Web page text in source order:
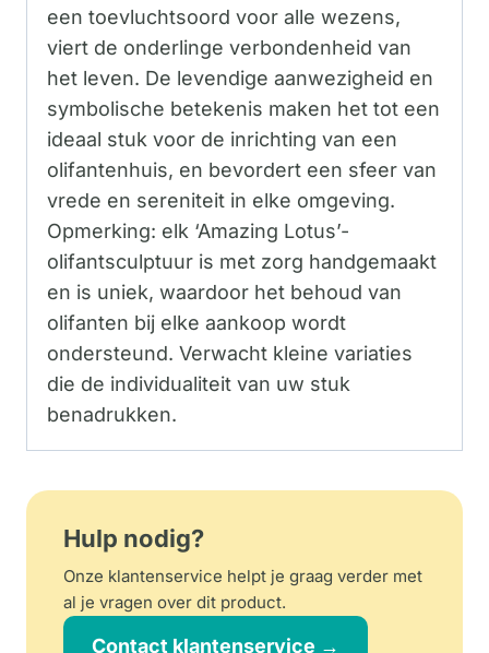
een toevluchtsoord voor alle wezens,
viert de onderlinge verbondenheid van
het leven. De levendige aanwezigheid en
symbolische betekenis maken het tot een
ideaal stuk voor de inrichting van een
olifantenhuis, en bevordert een sfeer van
vrede en sereniteit in elke omgeving.
Opmerking: elk ‘Amazing Lotus’-
olifantsculptuur is met zorg handgemaakt
en is uniek, waardoor het behoud van
olifanten bij elke aankoop wordt
ondersteund. Verwacht kleine variaties
die de individualiteit van uw stuk
benadrukken.
Hulp nodig?
Onze klantenservice helpt je graag verder met
al je vragen over dit product.
Contact klantenservice →